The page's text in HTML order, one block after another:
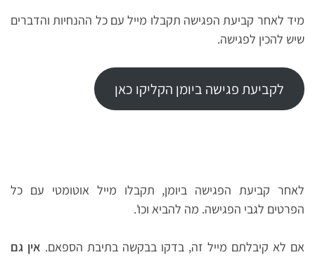
מיד לאחר קביעת הפגישה תקבלו מייל עם כל ההנחיות והדברים
שיש להכין לפגישה.
לקביעת פגישה ביומן הקליקו כאן
לאחר קביעת הפגישה ביומן, תקבלו מייל אוטומטי עם כל
הפרטים לגבי הפגישה. מה להביא וכו'.
אם לא קיבלתם מייל זה, בדקו בבקשה בתיבת הספאם. אין גם